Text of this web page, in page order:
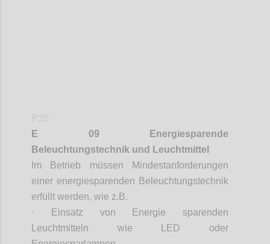
E 09 Energiesparende
Beleuchtungstechnik und Leuchtmittel
Im Betrieb müssen Mindestanforderungen
einer energiesparenden Beleuchtungstechnik
erfüllt werden, wie z.B.
· Einsatz von Energie sparenden
Leuchtmitteln wie LED oder